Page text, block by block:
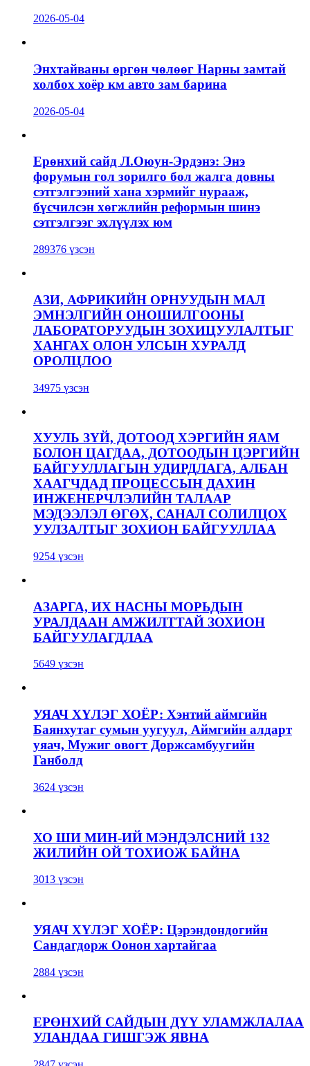
2026-05-04
Энхтайваны өргөн чөлөөг Нарны замтай
холбох хоёр км авто зам барина
2026-05-04
Ерөнхий сайд Л.Оюун-Эрдэнэ: Энэ
форумын гол зорилго бол жалга довны
сэтгэлгээний хана хэрмийг нурааж,
бүсчилсэн хөгжлийн реформын шинэ
сэтгэлгээг эхлүүлэх юм
289376 үзсэн
АЗИ, АФРИКИЙН ОРНУУДЫН МАЛ
ЭМНЭЛГИЙН ОНОШИЛГООНЫ
ЛАБОРАТОРУУДЫН ЗОХИЦУУЛАЛТЫГ
ХАНГАХ ОЛОН УЛСЫН ХУРАЛД
ОРОЛЦЛОО
34975 үзсэн
ХУУЛЬ ЗҮЙ, ДОТООД ХЭРГИЙН ЯАМ
БОЛОН ЦАГДАА, ДОТООДЫН ЦЭРГИЙН
БАЙГУУЛЛАГЫН УДИРДЛАГА, АЛБАН
ХААГЧДАД ПРОЦЕССЫН ДАХИН
ИНЖЕНЕРЧЛЭЛИЙН ТАЛААР
МЭДЭЭЛЭЛ ӨГӨХ, САНАЛ СОЛИЛЦОХ
УУЛЗАЛТЫГ ЗОХИОН БАЙГУУЛЛАА
9254 үзсэн
АЗАРГА, ИХ НАСНЫ МОРЬДЫН
УРАЛДААН АМЖИЛТТАЙ ЗОХИОН
БАЙГУУЛАГДЛАА
5649 үзсэн
УЯАЧ ХҮЛЭГ ХОЁР: Хэнтий аймгийн
Баянхутаг сумын уугуул, Аймгийн алдарт
уяач, Мужиг овогт Доржсамбуугийн
Ганболд
3624 үзсэн
ХО ШИ МИН-ИЙ МЭНДЭЛСНИЙ 132
ЖИЛИЙН ОЙ ТОХИОЖ БАЙНА
3013 үзсэн
УЯАЧ ХҮЛЭГ ХОЁР: Цэрэндондогийн
Сандагдорж Оонон хартайгаа
2884 үзсэн
ЕРӨНХИЙ САЙДЫН ДҮҮ УЛАМЖЛАЛАА
УЛАНДАА ГИШГЭЖ ЯВНА